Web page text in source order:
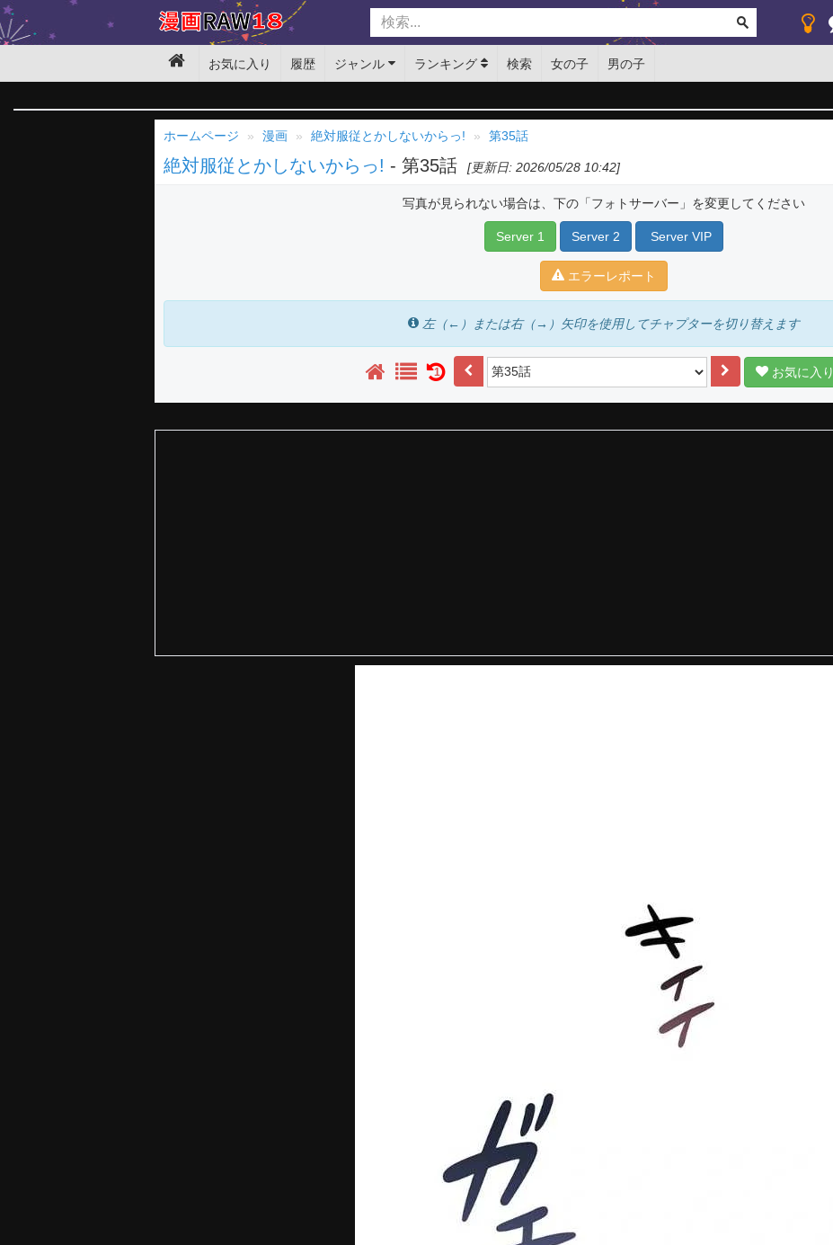
お気に入り 履歴 ジャンル ランキング 検索 女の子 男の子
ホームページ 漫画 絶対服従とかしないからっ! 第35話
絶対服従とかしないからっ! - 第35話 [更新日: 2026/05/28 10:42]
写真が見られない場合は、下の「フォトサーバー」を変更してください
Server 1 Server 2 Server VIP
エラーレポート
左（←）または右（→）矢印を使用してチャプターを切り替えます
1 お気に入り